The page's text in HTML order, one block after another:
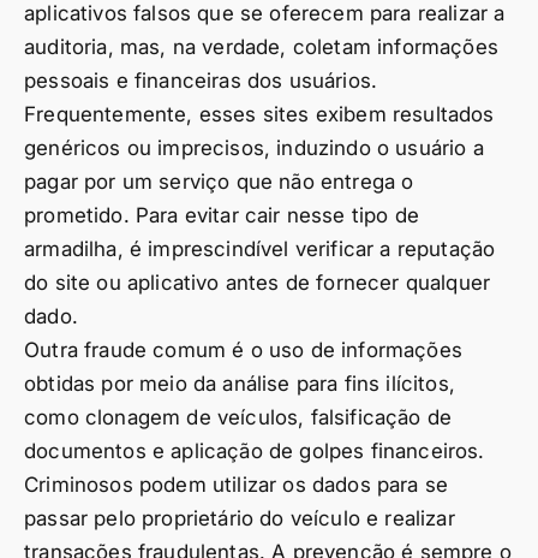
aplicativos falsos que se oferecem para realizar a
auditoria, mas, na verdade, coletam informações
pessoais e financeiras dos usuários.
Frequentemente, esses sites exibem resultados
genéricos ou imprecisos, induzindo o usuário a
pagar por um serviço que não entrega o
prometido. Para evitar cair nesse tipo de
armadilha, é imprescindível verificar a reputação
do site ou aplicativo antes de fornecer qualquer
dado.
Outra fraude comum é o uso de informações
obtidas por meio da análise para fins ilícitos,
como clonagem de veículos, falsificação de
documentos e aplicação de golpes financeiros.
Criminosos podem utilizar os dados para se
passar pelo proprietário do veículo e realizar
transações fraudulentas. A prevenção é sempre o